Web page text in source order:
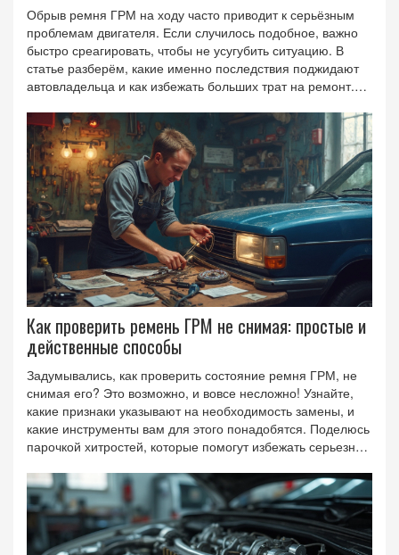
Обрыв ремня ГРМ на ходу часто приводит к серьёзным
проблемам двигателя. Если случилось подобное, важно
быстро среагировать, чтобы не усугубить ситуацию. В
статье разберём, какие именно последствия поджидают
автовладельца и как избежать больших трат на ремонт.
советы по профилактике. Я расскажу, что нужно делать
здесь и сейчас, чтобы не встрять на дороге.
Как проверить ремень ГРМ не снимая: простые и
действенные способы
Задумывались, как проверить состояние ремня ГРМ, не
снимая его? Это возможно, и вовсе несложно! Узнайте,
какие признаки указывают на необходимость замены, и
какие инструменты вам для этого понадобятся. Поделюсь
парочкой хитростей, которые помогут избежать серьезных
вовремя не заняться этим вопросом.